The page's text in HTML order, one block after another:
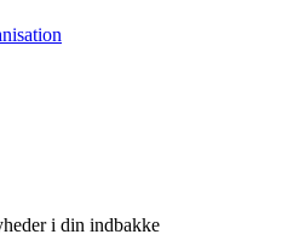
i din indbakke